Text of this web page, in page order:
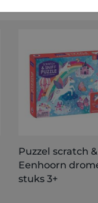
Puzzel scratch
Eenhoorn
stuks 3+